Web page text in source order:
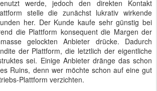
werde, jedoch den direkten Kontakt
stelle die zunächst lukrativ wirkende
her. Der Kunde kaufe sehr günstig bei
die Plattform konsequent die Margen der
gelockten Anbieter drücke. Dadurch
der Plattform, die letztlich der eigentliche
sei. Einige Anbieter dränge das schon
Ruins, denn wer möchte schon auf eine gut
Plattform verzichten.